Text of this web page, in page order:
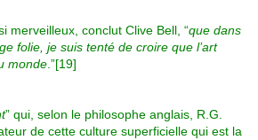
merveilleux, conclut Clive Bell, “que dans
folie, je suis tenté de croire que l’art
monde .”[19]
” qui, selon le philosophe anglais, R.G.
de cette culture superficielle qui est la